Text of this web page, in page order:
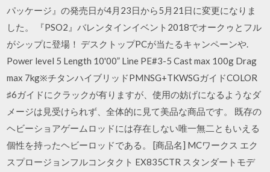
パッケージ』の発売日が4月23日から5月21日に変更になりま
した。 『PSO2』バレンタインイベント2018でオークゥとフル
がシップに登場！ デスクトップPCが当たるキャンペーンや.
Power level 5 Length 10'00” Line PE#3-5 Cast max 100g Drag
max 7kg※チタンハイブリッドPMNSG+TKWSGガイドCOLOR
♯6ガイドにクラックが有りますが、使用の妨げになるようなダ
メージは見受けられず、全体的に見て美品な商品です。 既存の
ヘビーショアゲームロッドには存在しない唯一無二ともいえる
個性を持ったヘビーロッドである。 [商品名] MCワークス エク
スプロージョンフルコンタクト EX835CTR スタンダートモデ